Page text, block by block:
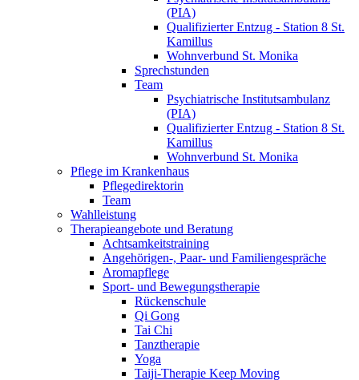
(PIA)
Qualifizierter Entzug - Station 8 St.
Kamillus
Wohnverbund St. Monika
Sprechstunden
Team
Psychiatrische Institutsambulanz
(PIA)
Qualifizierter Entzug - Station 8 St.
Kamillus
Wohnverbund St. Monika
Pflege im Krankenhaus
Pflegedirektorin
Team
Wahlleistung
Therapieangebote und Beratung
Achtsamkeitstraining
Angehörigen-, Paar- und Familiengespräche
Aromapflege
Sport- und Bewegungstherapie
Rückenschule
Qi Gong
Tai Chi
Tanztherapie
Yoga
Taiji-Therapie Keep Moving